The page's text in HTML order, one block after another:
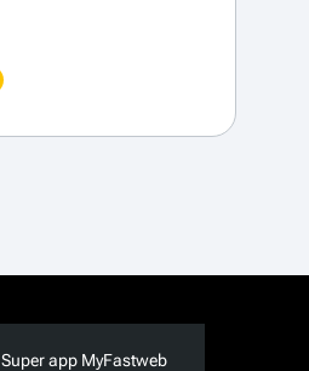
Super app MyFastweb